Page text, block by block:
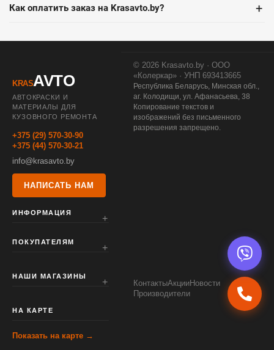
Как оплатить заказ на Krasavto.by? +
KRASAVTO
АВТОКРАСКИ И
МАТЕРИАЛЫ ДЛЯ
КУЗОВНОГО РЕМОНТА
+375 (29) 570-30-90
+375 (44) 570-30-21
info@krasavto.by
НАПИСАТЬ НАМ
ИНФОРМАЦИЯ
ПОКУПАТЕЛЯМ
НАШИ МАГАЗИНЫ
НА КАРТЕ
Показать на карте →
© 2026 Krasavto.by · ООО
«Колеркар» · УНП 693413665
Республика Беларусь, Минская обл.,
аг. Колодищи, ул. Афанасьева, 38
Копирование текстов и
изображений без письменного
разрешения запрещено.
КонтактыАкцииНовости
Производители